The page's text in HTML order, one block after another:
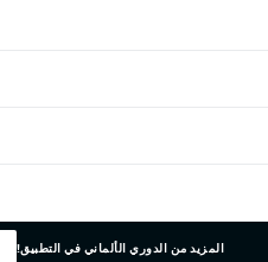
المزيد من الدوري الألماني في التطبيق!